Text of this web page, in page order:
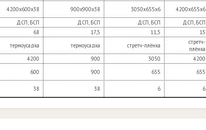
4200х600х38 900х900х38 3050х655х6 4200х655х6
ДСП, БСП ДСП, БСП ДСП, БСП ДСП, БСП
68 17,5 11,5 15
термоусадка термоусадка стретч-плёнка
стретч-
плёнка
4200 900 3050 4200
600 900 655 655
38 38 6 6